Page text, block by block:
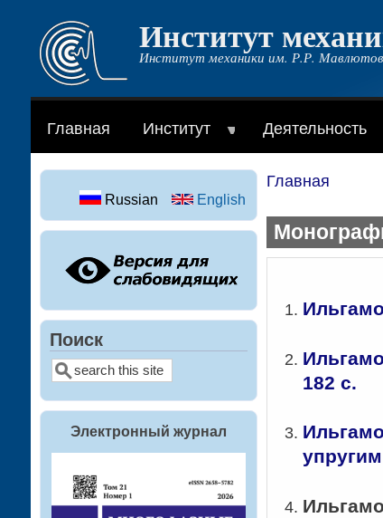
Перейти
основному
содержанию
Институт
Институт механики им. Р.Р.
Главная Институт Деятельность
навигации
Главная
182 с.
Russian English
Поиск
Поиск
Электронный журнал